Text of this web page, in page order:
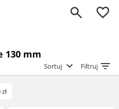
0
130 mm
Sortuj Filtruj